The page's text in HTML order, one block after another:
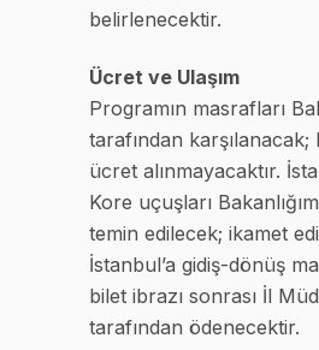
belirlenecektir.
Ücret ve Ulaşım
Programın masrafları
tarafından karşılanacak;
ücret alınmayacaktır.
Kore uçuşları
temin edilecek; ikamet
İstanbul’a gidiş-dönüş
bilet ibrazı sonrası İl
tarafından ödenecektir.